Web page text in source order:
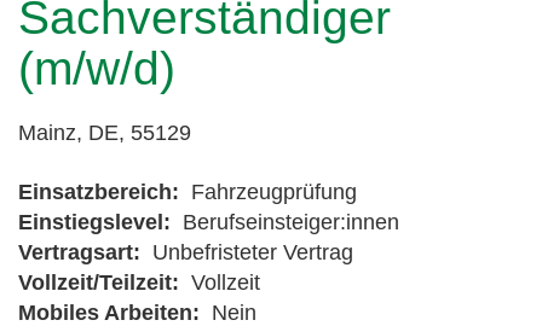
Sachverständiger
(m/w/d)
Mainz, DE, 55129
Einsatzbereich: Fahrzeugprüfung
Einstiegslevel: Berufseinsteiger:innen
Vertragsart: Unbefristeter Vertrag
Vollzeit/Teilzeit: Vollzeit
Mobiles Arbeiten: Nein